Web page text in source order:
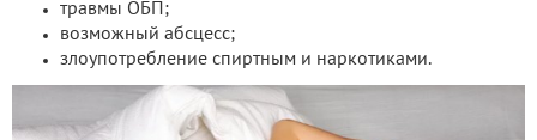
травмы ОБП;
возможный абсцесс;
злоупотребление спиртным и наркотиками.